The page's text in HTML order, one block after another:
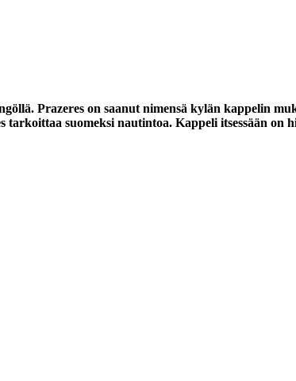
Prazeres on saanut nimensä kylän kappelin
suomeksi nautintoa. Kappeli itsessään on